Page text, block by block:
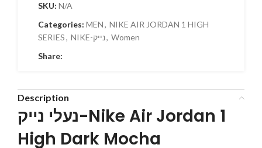
SKU: N/A
Categories: MEN, NIKE AIR JORDAN 1 HIGH
SERIES, NIKE-נייק, Women
Share:
Description
נעלי נייק-Nike Air Jordan 1
High Dark Mocha